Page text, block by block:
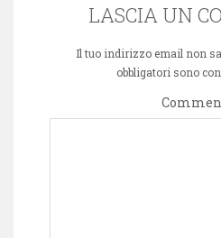
LASCIA UN
Il tuo indirizzo email non
obbligatori sono